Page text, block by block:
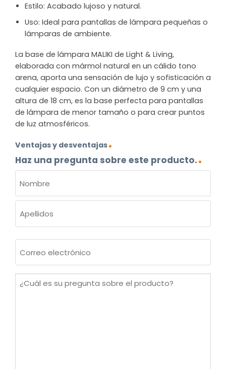
Estilo: Acabado lujoso y natural.
Uso: Ideal para pantallas de lámpara pequeñas o
lámparas de ambiente.
La base de lámpara MALIKI de Light & Living,
elaborada con mármol natural en un cálido tono
arena, aporta una sensación de lujo y sofisticación a
cualquier espacio. Con un diámetro de 9 cm y una
altura de 18 cm, es la base perfecta para pantallas
de lámpara de menor tamaño o para crear puntos
de luz atmosféricos.
Ventajas y desventajas
Haz una pregunta sobre este producto.
(OBLIGATORIO)
Nombre
electrónico
¿Cuál